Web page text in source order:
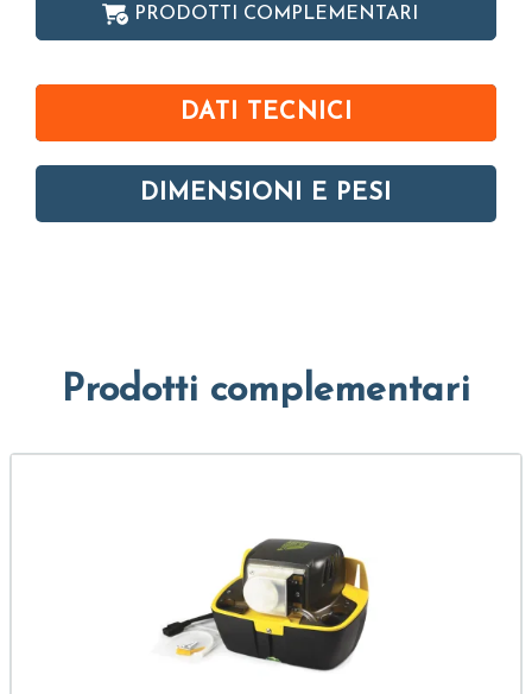
PRODOTTI COMPLEMENTARI
DATI TECNICI
DIMENSIONI E PESI
Prodotti complementari